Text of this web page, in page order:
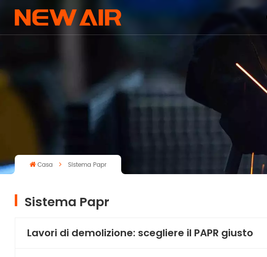
Casa Sistema Papr
Sistema Papr
Lavori di demolizione: scegliere il PAPR giusto